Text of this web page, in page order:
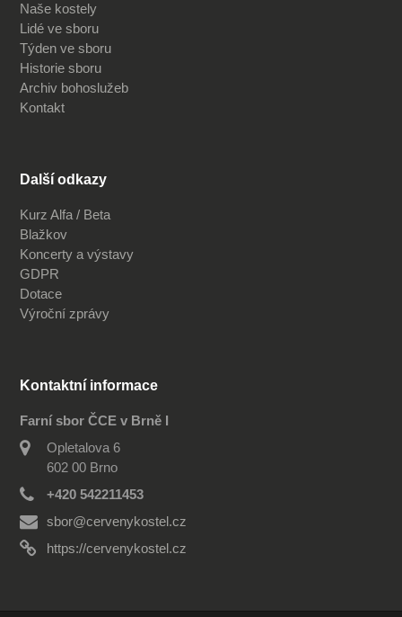
Naše kostely
Lidé ve sboru
Týden ve sboru
Historie sboru
Archiv bohoslužeb
Kontakt
Další odkazy
Kurz Alfa / Beta
Blažkov
Koncerty a výstavy
GDPR
Dotace
Výroční zprávy
Kontaktní informace
Farní sbor ČCE v Brně I
Opletalova 6
602 00 Brno
+420 542211453
sbor@cervenykostel.cz
https://cervenykostel.cz